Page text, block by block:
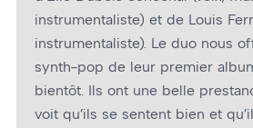
instrumentaliste) et de Louis
instrumentaliste). Le duo nous
synth-pop de leur premier
bientôt. Ils ont une belle
voit qu’ils se sentent bien et